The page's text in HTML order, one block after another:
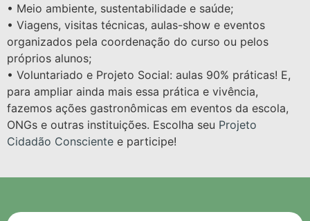
• Meio ambiente, sustentabilidade e saúde;
• Viagens, visitas técnicas, aulas-show e eventos
organizados pela coordenação do curso ou pelos
próprios alunos;
• Voluntariado e Projeto Social: aulas 90% práticas! E,
para ampliar ainda mais essa prática e vivência,
fazemos ações gastronômicas em eventos da escola,
ONGs e outras instituições. Escolha seu Projeto
Cidadão Consciente e participe!